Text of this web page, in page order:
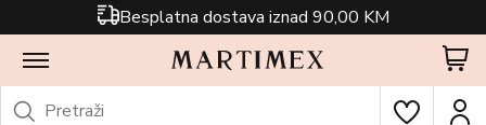
Besplatna dostava iznad 90,00 KM